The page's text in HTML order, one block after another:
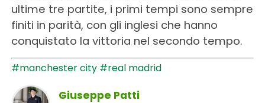
ultime tre partite, i primi tempi sono sempre
finiti in parità, con gli inglesi che hanno
conquistato la vittoria nel secondo tempo.
#manchester city #real madrid
Giuseppe Patti